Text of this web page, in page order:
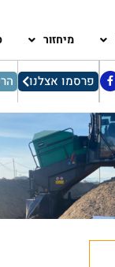
מיחזור
פרסמו אצלנו